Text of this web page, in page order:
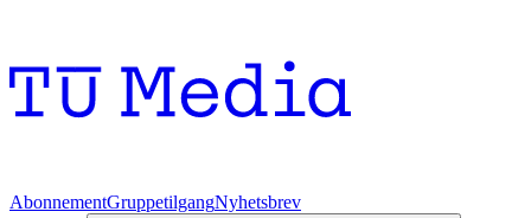
AbonnementGruppetilgangNyhetsbrev